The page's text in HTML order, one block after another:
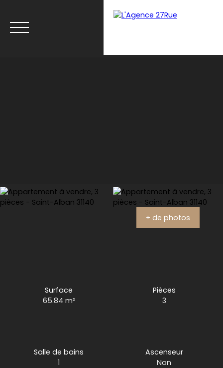
+ de photos
Surface
65.84 m²
Pièces
3
Salle de bains
1
Ascenseur
Non